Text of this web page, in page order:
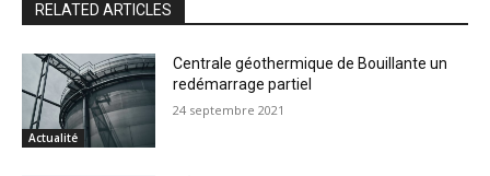
RELATED ARTICLES
Actualité
Centrale géothermique de Bouillante un
redémarrage partiel
24 septembre 2021